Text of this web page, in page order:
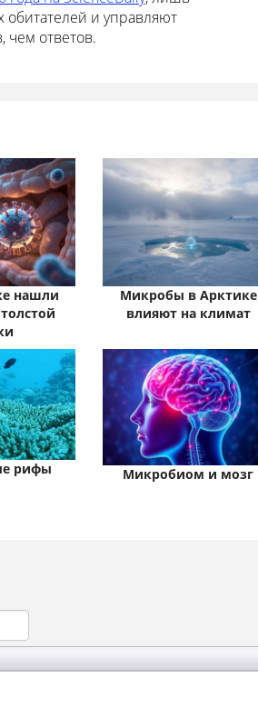
и управляют
чем ответов.
нашли
Микробы в Арктике
влияют на климат
рифы Микробиом и мозг